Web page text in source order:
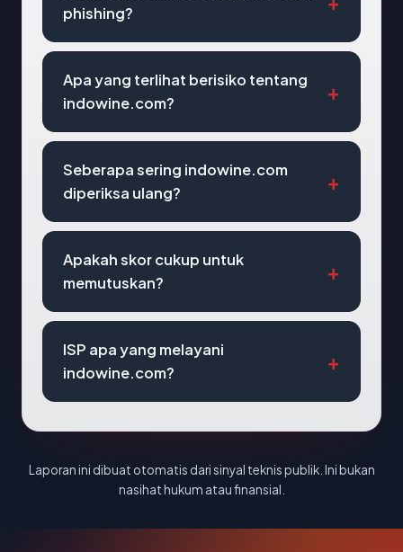
phishing?
Apa yang terlihat berisiko tentang
indowine.com?
Seberapa sering indowine.com
diperiksa ulang?
Apakah skor cukup untuk
memutuskan?
ISP apa yang melayani
indowine.com?
Laporan ini dibuat otomatis dari sinyal teknis publik. Ini bukan
nasihat hukum atau finansial.